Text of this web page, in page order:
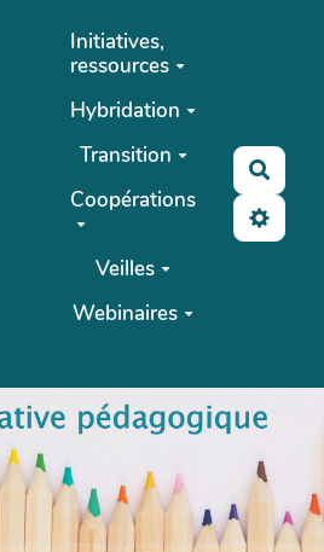
Initiatives,
ressources
Hybridation
Transition
Coopérations
Veilles
Webinaires